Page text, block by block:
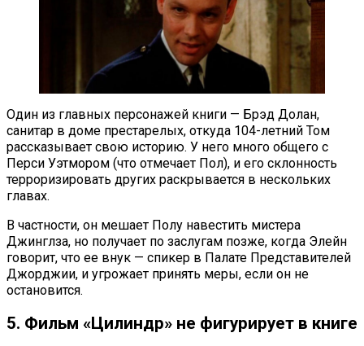
Один из главных персонажей книги — Брэд Долан,
санитар в доме престарелых, откуда 104-летний Том
рассказывает свою историю. У него много общего с
Перси Уэтмором (что отмечает Пол), и его склонность
терроризировать других раскрывается в нескольких
главах.
В частности, он мешает Полу навестить мистера
Джинглза, но получает по заслугам позже, когда Элейн
говорит, что ее внук — спикер в Палате Представителей
Джорджии, и угрожает принять меры, если он не
остановится.
5. Фильм «Цилиндр» не фигурирует в книге